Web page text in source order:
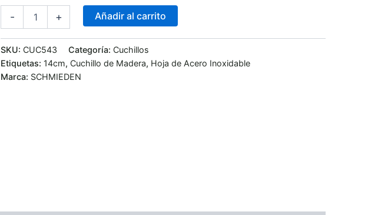
- + Añadir al carrito
SKU: CUC543 Categoría: Cuchillos
Etiquetas: 14cm, Cuchillo de Madera, Hoja de Acero Inoxidable
Marca: SCHMIEDEN